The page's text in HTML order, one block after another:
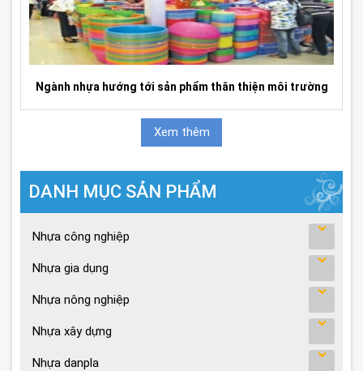
Ngành nhựa hướng tới sản phẩm thân thiện môi trường
Xem thêm
DANH MỤC SẢN PHẨM
Nhựa công nghiệp
Nhựa gia dụng
Nhựa nông nghiệp
Nhựa xây dựng
Nhựa danpla